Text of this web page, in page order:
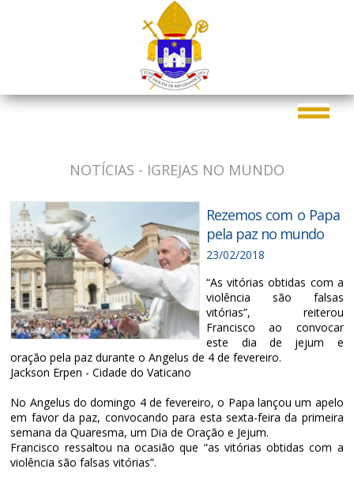
NOTÍCIAS - IGREJAS NO MUNDO
Rezemos com o Papa
pela paz no mundo
23/02/2018
“As vitórias obtidas com a
violência são falsas
vitórias”, reiterou
Francisco ao convocar
este dia de jejum e
oração pela paz durante o Angelus de 4 de fevereiro.
Jackson Erpen - Cidade do Vaticano
No Angelus do domingo 4 de fevereiro, o Papa lançou um apelo
em favor da paz, convocando para esta sexta-feira da primeira
semana da Quaresma, um Dia de Oração e Jejum.
Francisco ressaltou na ocasião que “as vitórias obtidas com a
violência são falsas vitórias”.